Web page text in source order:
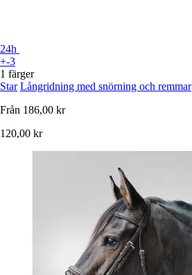
24h
+-3
1 färger
Star Långridning med snörning och remmar
Från 186,00 kr
120,00 kr